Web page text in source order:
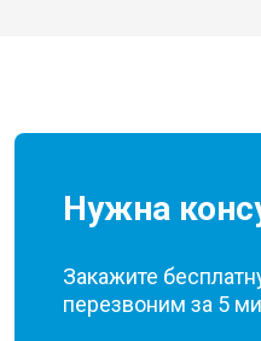
Нужна
Закажите
перезвоним за 5